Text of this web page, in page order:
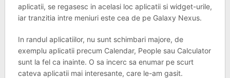
aplicatii, se regasesc in acelasi loc aplicatii si widget-urile,
iar tranzitia intre meniuri este cea de pe Galaxy Nexus.
In randul aplicatiilor, nu sunt schimbari majore, de
exemplu aplicatii precum Calendar, People sau Calculator
sunt la fel ca inainte. O sa incerc sa enumar pe scurt
cateva aplicatii mai interesante, care le-am gasit.